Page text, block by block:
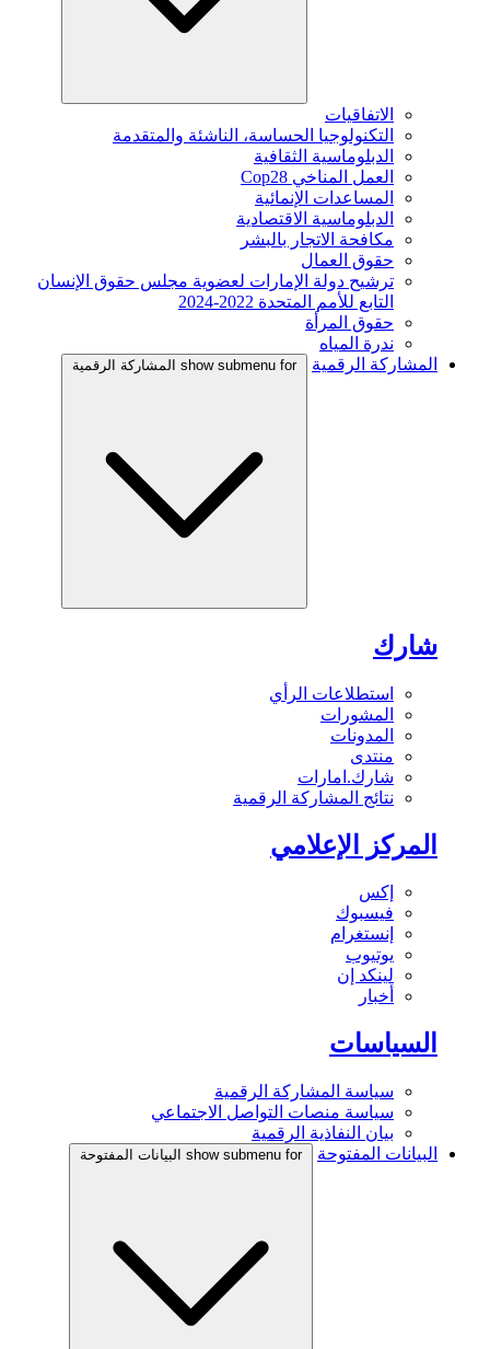
الاتفاقيات
التكنولوجيا الحساسة، الناشئة والمتقدمة
الدبلوماسية الثقافية
العمل المناخي Cop28
المساعدات الإنمائية
الدبلوماسية الاقتصادية
مكافحة الاتجار بالبشر
حقوق العمال
ترشيح دولة الإمارات لعضوية مجلس حقوق الإنسان
التابع للأمم المتحدة 2022-2024
حقوق المرأة
ندرة المياه
المشاركة الرقمية
show submenu for المشاركة الرقمية
شارك
استطلاعات الرأي
المشورات
المدونات
منتدى
شارك.امارات
نتائج المشاركة الرقمية
المركز الإعلامي
إكس
فيسبوك
إنستغرام
يوتيوب
لينكد إن
أخبار
السياسات
سياسة المشاركة الرقمية
سياسة منصات التواصل الاجتماعي
بيان النفاذية الرقمية
البيانات المفتوحة
show submenu for البيانات المفتوحة